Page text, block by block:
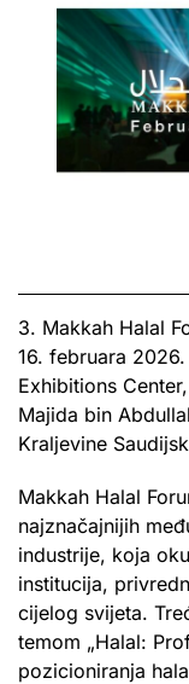
3. Makkah Halal
16. februara
Exhibitions
Majida bin
Kraljevine
Makkah Halal
najznačajnijih
industrije, koja
institucija,
cijelog svijeta.
temom „Halal:
pozicioniranja